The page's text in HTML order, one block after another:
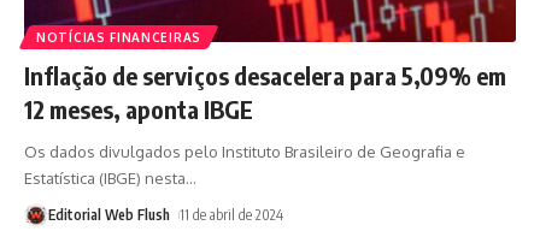
NOTÍCIAS FINANCEIRAS
Inflação de serviços desacelera para 5,09% em
12 meses, aponta IBGE
Os dados divulgados pelo Instituto Brasileiro de Geografia e
Estatística (IBGE) nesta…
Editorial Web Flush 11 de abril de 2024